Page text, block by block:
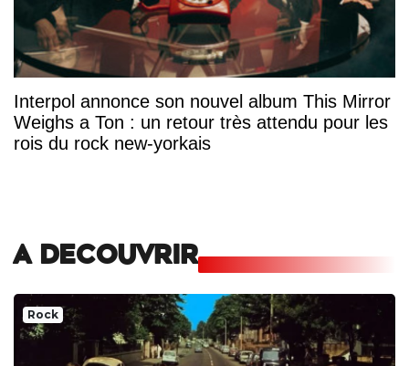
Interpol annonce son nouvel album This Mirror
Weighs a Ton : un retour très attendu pour les
rois du rock new-yorkais
A DECOUVRIR
Rock